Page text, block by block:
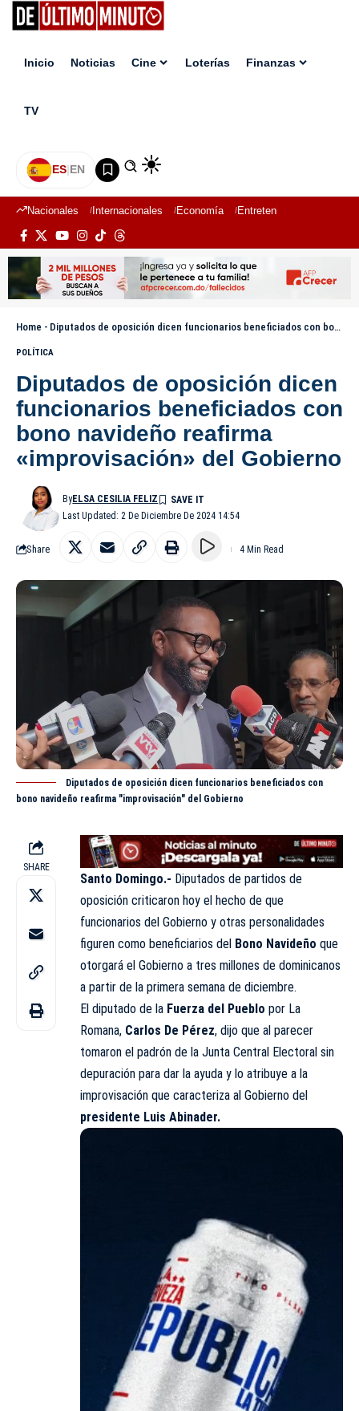
Inicio Noticias Cine Loterías Finanzas
TV
ES|EN
Nacionales Internacionales Economía Entretenimiento
Home - Diputados de oposición dicen funcionarios beneficiados con bono navideño reafirma «improvisación» del Gobierno
POLÍTICA
Diputados de oposición dicen
funcionarios beneficiados con
bono navideño reafirma
«improvisación» del Gobierno
Last Updated: 2 De Diciembre De 2024 14:54
ByELSA CESILIA FELIZ
Share 4 Min Read
Diputados de oposición dicen funcionarios beneficiados con
bono navideño reafirma "improvisación" del Gobierno
SHARE
Santo Domingo.- Diputados de partidos de
oposición criticaron hoy el hecho de que
funcionarios del Gobierno y otras personalidades
figuren como beneficiarios del Bono Navideño que
otorgará el Gobierno a tres millones de dominicanos
a partir de la primera semana de diciembre.
El diputado de la Fuerza del Pueblo por La
Romana, Carlos De Pérez, dijo que al parecer
tomaron el padrón de la Junta Central Electoral sin
depuración para dar la ayuda y lo atribuye a la
improvisación que caracteriza al Gobierno del
presidente Luis Abinader.